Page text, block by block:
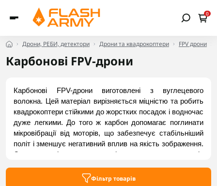
0
Дрони, РЕБИ, детектори Дрони та квадрокоптери FPV дрони
Карбонові FPV-дрони
Карбонові FPV-дрони виготовлені з вуглецевого
волокна. Цей матеріал вирізняється міцністю та робить
квадрокоптери стійкими до жорстких посадок і водночас
дуже легкими. До того ж карбон допомагає поглинати
мікровібрації від моторів, що забезпечує стабільніший
політ і зменшує негативний вплив на якість зображення.
Саме тому він вважається універсальним для апаратів
ударних). Перевірені FPV-дрони з карбону доступні в
Фільтр товарів